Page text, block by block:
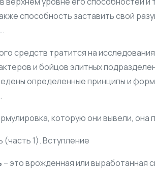
способность заставить свой
средств тратится на
и бойцов элитных
определенные принципы и
которую они вывели,
– это врожденная или выработанная